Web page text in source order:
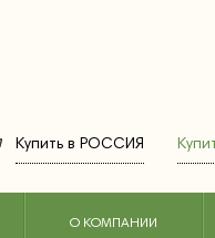
Купить в РОССИЯ
О КОМПАНИИ